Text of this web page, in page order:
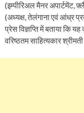
(इम्पीरिअल मैनर अपार्टमेंट,
(अध्यक्ष, तेलंगाना एवं आंध्र
प्रेस विज्ञप्ति में बताया कि
वरिष्ठतम साहित्यकार